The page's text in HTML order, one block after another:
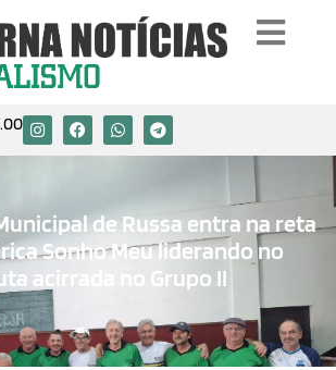
de Russa entra na reta
Sonho Meu liderando no
acirrada no Grupo II